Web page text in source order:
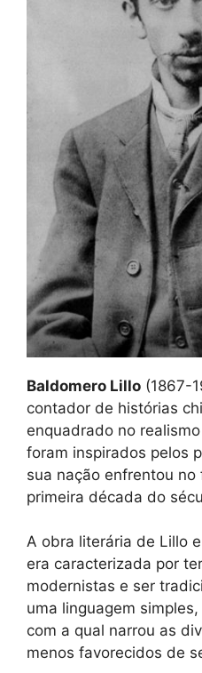
Baldomero Lillo (1867-
contador de histórias
enquadrado no
foram inspirados pelos
sua nação enfrentou no
primeira década do
A obra literária de Lillo
era caracterizada por
modernistas e ser
uma linguagem
com a qual narrou as
menos favorecidos de